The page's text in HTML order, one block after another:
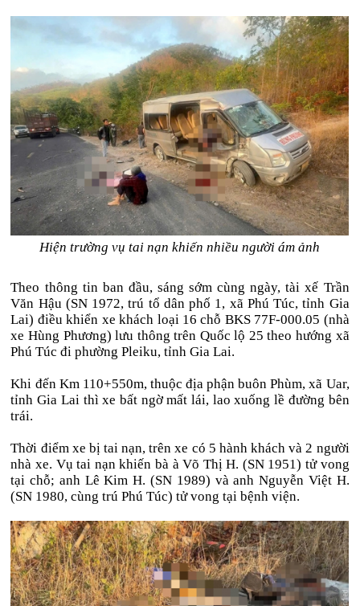
Hiện trường vụ tai nạn khiến nhiều người ám ảnh
Theo thông tin ban đầu, sáng sớm cùng ngày, tài xế Trần
Văn Hậu (SN 1972, trú tổ dân phố 1, xã Phú Túc, tỉnh Gia
Lai) điều khiển xe khách loại 16 chỗ BKS 77F-000.05 (nhà
xe Hùng Phương) lưu thông trên Quốc lộ 25 theo hướng xã
Phú Túc đi phường Pleiku, tỉnh Gia Lai.
Khi đến Km 110+550m, thuộc địa phận buôn Phùm, xã Uar,
tỉnh Gia Lai thì xe bất ngờ mất lái, lao xuống lề đường bên
trái.
Thời điểm xe bị tai nạn, trên xe có 5 hành khách và 2 người
nhà xe. Vụ tai nạn khiến bà à Võ Thị H. (SN 1951) tử vong
tại chỗ; anh Lê Kim H. (SN 1989) và anh Nguyễn Việt H.
(SN 1980, cùng trú Phú Túc) tử vong tại bệnh viện.